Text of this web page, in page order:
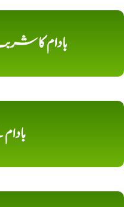
بادام کا